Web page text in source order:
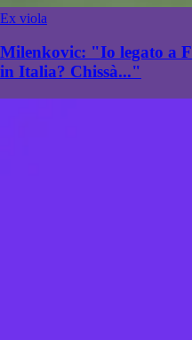
Ex viola
Milenkovic: "Io legato a
in Italia? Chissà..."